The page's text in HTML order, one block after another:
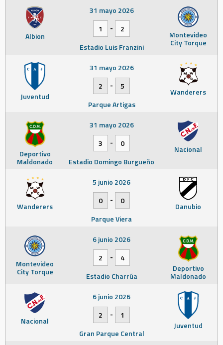
Albion Montevideo
City Torque
31 mayo 2026
1
-
2
Estadio Luis Franzini
Juventud Wanderers
31 mayo 2026
2
-
5
Parque Artigas
Deportivo
Maldonado
Nacional
31 mayo 2026
3
-
0
Estadio Domingo Burgueño
Wanderers Danubio
5 junio 2026
0
-
0
Parque Viera
Montevideo
City Torque Deportivo
Maldonado
6 junio 2026
2
-
4
Estadio Charrúa
Nacional Juventud
6 junio 2026
2
-
1
Gran Parque Central